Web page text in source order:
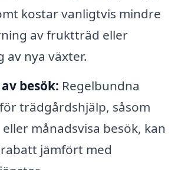
kostar vanligtvis mindre
av fruktträd eller
av nya växter.
besök: Regelbundna
trädgårdshjälp, såsom
månadsvisa besök, kan
jämfört med